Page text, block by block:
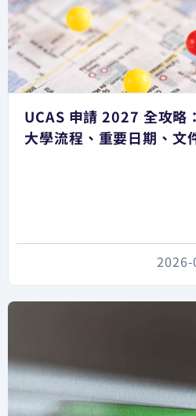
UCAS 申請 2027 全攻略
大學流程、重要日期、文